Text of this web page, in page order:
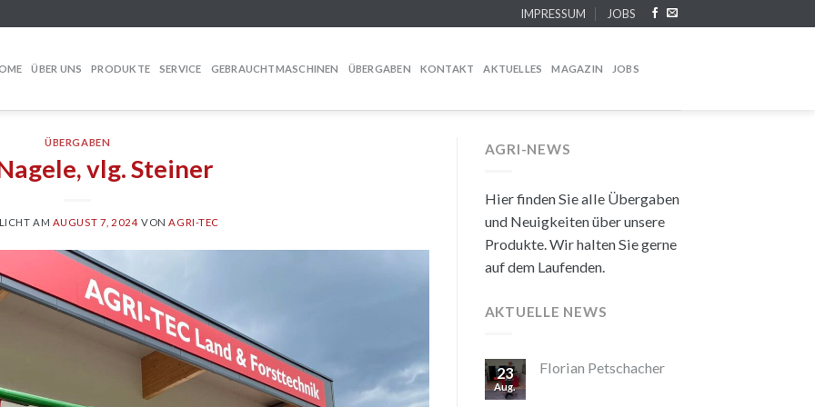
IMPRESSUM JOBS
ÜBER UNS PRODUKTE SERVICE GEBRAUCHTMASCHINEN ÜBERGABEN KONTAKT AKTUELLES MAGAZIN JOBS
ÜBERGABEN
vlg. Steiner
AM AUGUST 7, 2024 VONAGRI-TEC
AGRI-NEWS
Hier finden Sie alle Übergaben
und Neuigkeiten über unsere
Produkte. Wir halten Sie gerne
auf dem Laufenden.
AKTUELLE NEWS
23
Aug.
Florian Petschacher